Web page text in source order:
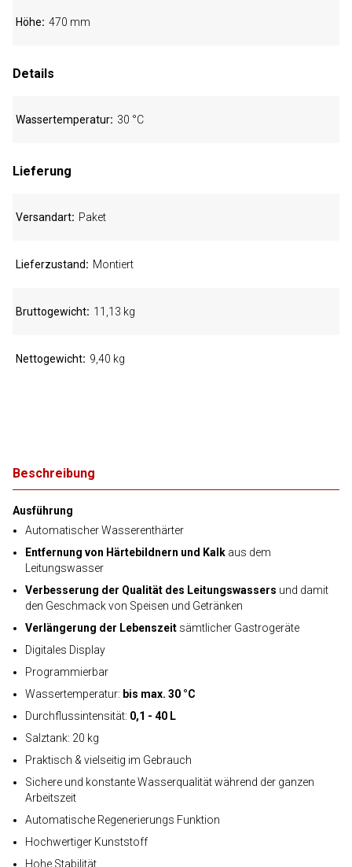
Beschreibung
Ausführung
Automatischer Wasserenthärter
Entfernung von Härtebildnern und Kalk aus dem
Leitungswasser
Verbesserung der Qualität des Leitungswassers und damit
den Geschmack von Speisen und Getränken
Verlängerung der Lebenszeit sämtlicher Gastrogeräte
Digitales Display
Programmierbar
Wassertemperatur: bis max. 30 °C
Durchflussintensität: 0,1 - 40 L
Salztank: 20 kg
Praktisch & vielseitig im Gebrauch
Sichere und konstante Wasserqualität während der ganzen
Arbeitszeit
Automatische Regenerierungs Funktion
Hochwertiger Kunststoff
Hohe Stabilität
Höhe 470 mm
Details
Wassertemperatur 30 °C
Lieferung
Versandart Paket
Lieferzustand Montiert
Bruttogewicht 11,13 kg
Nettogewicht 9,40 kg